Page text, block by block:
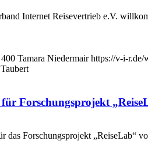
Internet Reisevertrieb e.V.
400 Tamara Niedermair https://v-i-r.de/
Forschungsprojekt
das Forschungsprojekt „ReiseLab“